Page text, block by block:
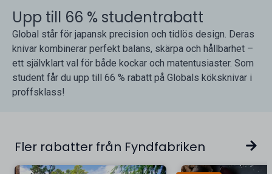
Upp till 66 % studentrabatt
Global står för japansk precision och tidlös design. Deras
knivar kombinerar perfekt balans, skärpa och hållbarhet –
ett självklart val för både kockar och matentusiaster. Som
student får du upp till 66 % rabatt på Globals köksknivar i
proffsklass!
Fler rabatter från Fyndfabriken